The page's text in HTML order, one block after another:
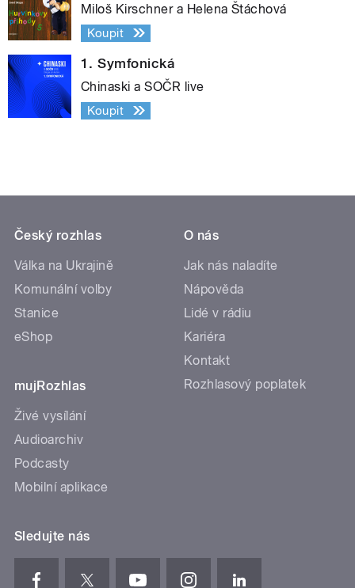
Miloš Kirschner a Helena Štáchová
Koupit
1. Symfonická
Chinaski a SOČR live
Koupit
Český rozhlas
Válka na Ukrajině
Komunální volby
Stanice
eShop
mujRozhlas
Živé vysílání
Audioarchiv
Podcasty
Mobilní aplikace
O nás
Jak nás naladíte
Nápověda
Lidé v rádiu
Kariéra
Kontakt
Rozhlasový poplatek
Sledujte nás